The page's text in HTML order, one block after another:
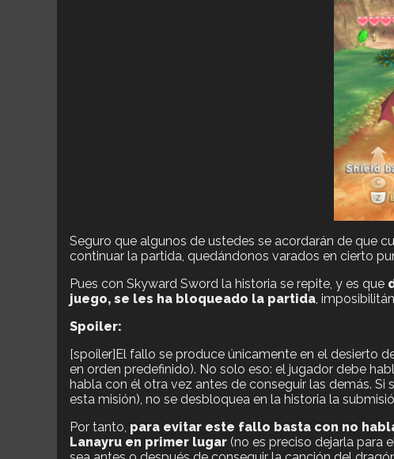
Seguro que algunos de ustedes se acordarán de que
continuar la partida, quedándonos varados en cierto
Pues con Skyward Sword la historia se repite, y es que
juego, se les ha bloqueado la partida ,
Spoiler:
[spoiler]El fallo se produce únicamente en el desierto
en orden predefinido). No solo eso: el jugador debe
habla con él otra vez antes de conseguir las demás.
esta misión), no se desbloquea en la historia la
Por tanto, para evitar este fallo basta con no
Lanayru en primer lugar (no es preciso dejarla para